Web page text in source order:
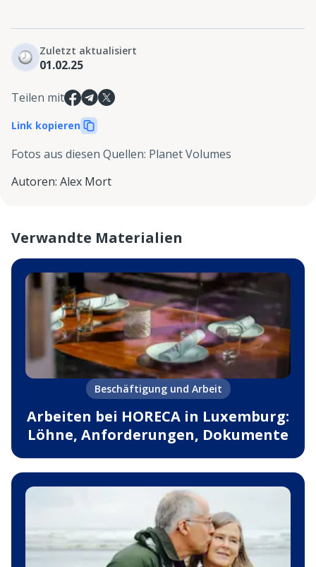
Zuletzt aktualisiert
01.02.25
Teilen mit
Link kopieren
Fotos aus diesen Quellen: Planet Volumes
Autoren: Alex Mort
Verwandte Materialien
Beschäftigung und Arbeit
Arbeiten bei HORECA in Luxemburg:
Löhne, Anforderungen, Dokumente